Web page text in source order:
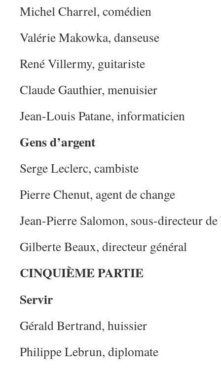
Michel Charrel, comédien
Valérie Makowka, danseuse
René Villermy, guitariste
Claude Gauthier, menuisier
Jean-Louis Patane, informaticien
Gens d’argent
Serge Leclerc, cambiste
Pierre Chenut, agent de change
Jean-Pierre Salomon, sous-directeur de
Gilberte Beaux, directeur général
CINQUIÈME PARTIE
Servir
Gérald Bertrand, huissier
Philippe Lebrun, diplomate